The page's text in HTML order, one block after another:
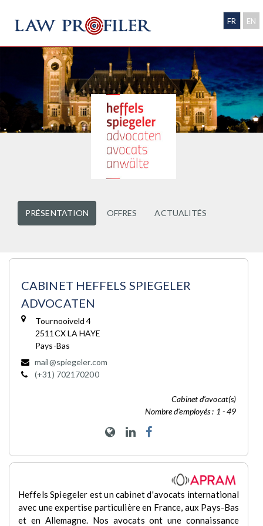
FR EN
PRÉSENTATION OFFRES ACTUALITÉS
CABINET HEFFELS SPIEGELER
ADVOCATEN
Tournooiveld 4
2511CX LA HAYE
Pays-Bas
mail@spiegeler.com
(+31) 702170200
Cabinet d’avocat(s)
Nombre d'employés : 1 - 49
Heffels Spiegeler est un cabinet d'avocats international
avec une expertise particulière en France, aux Pays-Bas
et en Allemagne. Nos avocats ont une connaissance